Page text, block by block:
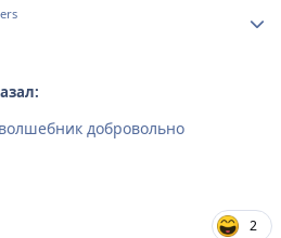
добровольно
2